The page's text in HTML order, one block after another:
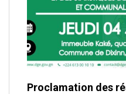
Proclamation des